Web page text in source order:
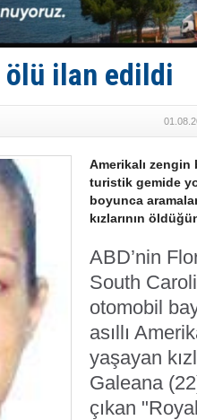
TAYK -
İstanbul
İngiliz
ölü ilan edildi
Amerikalı zengin
turistik gemide
boyunca
kızlarının
ABD’nin
South
otomobil
asıllı
yaşayan
Galeana
çıkan